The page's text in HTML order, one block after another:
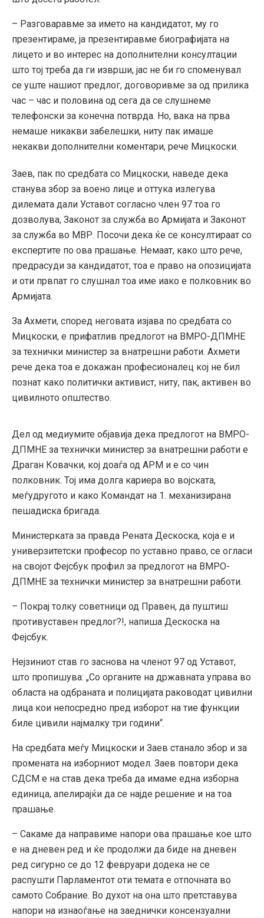
– Разговаравме за името на кандидатот, му го
презентираме, ја презентиравме биографијата на
лицето и во интерес на дополнителни консултации
што тој треба да ги изврши, јас не би го споменувал
се уште нашиот предлог, договоривме за од прилика
час – час и половина од сега да се слушнеме
телефонски за конечна потврда. Но, вака на прва
немаше никакви забелешки, ниту пак имаше
некакви дополнителни коментари, рече Мицкоски.
Заев, пак по средбата со Мицкоски, наведе дека
станува збор за воено лице и оттука излегува
дилемата дали Уставот согласно член 97 тоа го
дозволува, Законот за служба во Армијата и Законот
за служба во МВР. Посочи дека ќе се консултираат со
експертите по ова прашање. Немаат, како што рече,
предрасуди за кандидатот, тоа е право на опозицијата
и оти првпат го слушнал тоа име иако е полковник во
Армијата.
За Ахмети, според неговата изјава по средбата со
Мицкоски, е прифатлив предлогот на ВМРО-ДПМНЕ
за технички министер за внатрешни работи. Ахмети
рече дека тоа е докажан професионалец кој не бил
познат како политички активист, ниту, пак, активен во
цивилното општество.
Дел од медиумите објавија дека предлогот на ВМРО-
ДПМНЕ за технички министер за внатрешни работи е
Драган Ковачки, кој доаѓа од АРМ и е со чин
полковник. Тој има долга кариера во војската,
меѓудругото и како Командат на 1. механизирана
пешадиска бригада.
Министерката за правда Рената Дескоска, која е и
универзитетски професор по уставно право, се огласи
на својот Фејсбук профил за предлогот на ВМРО-
ДПМНЕ за технички министер за внатрешни работи.
– Покрај толку советници од Правен, да пуштиш
противуставен предлог?!, напиша Дескоска на
Фејсбук.
Нејзиниот став го заснова на членот 97 од Уставот,
што пропишува: „Со органите на државната управа во
областа на одбраната и полицијата раководат цивилни
лица кои непосредно пред изборот на тие функции
биле цивили најмалку три години“.
На средбата меѓу Мицкоски и Заев станало збор и за
промената на изборниот модел. Заев повтори дека
СДСМ е на став дека треба да имаме една изборна
единица, апелирајќи да се најде решение и на тоа
прашање.
– Сакаме да направиме напори ова прашање кое што
е на дневен ред и ќе продолжи да биде на дневен
ред сигурно се до 12 февруари додека не се
распушти Парламентот оти темата е отпочната во
самото Собрание. Во духот на она што претставува
напори на изнаоѓање на заеднички консензуални